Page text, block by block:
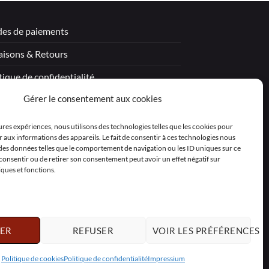
Gérer le consentement aux cookies
expériences, nous utilisons des technologies telles que les cookies pour
aux informations des appareils. Le fait de consentir à ces technologies nous
données telles que le comportement de navigation ou les ID uniques sur ce
consentir ou de retirer son consentement peut avoir un effet négatif sur
et fonctions.
REFUSER VOIR LES PRÉFÉRENCES
Politique de cookiesPolitique de confidentialitéImpressium
de paiements
& Retours
de confidentialité
légales
générales de vente – Garantie
de confidentialité (UE)